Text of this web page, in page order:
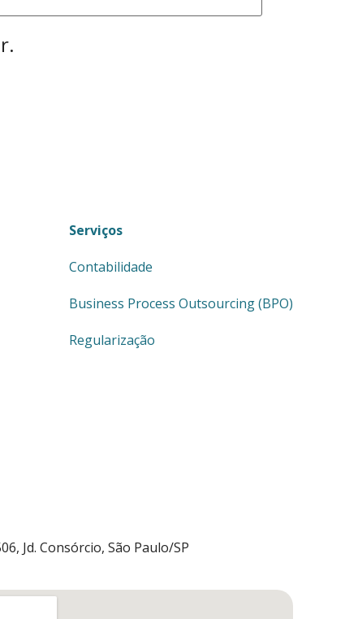
Serviços
Contabilidade
Business Process Outsourcing (BPO)
Regularização
Jd. Consórcio, São Paulo/SP